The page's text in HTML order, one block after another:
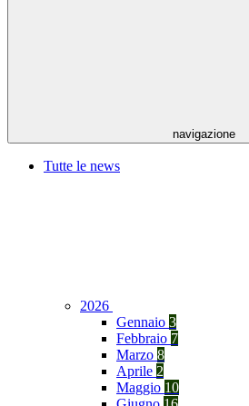
navigazione
Tutte le news
2026
Gennaio 3
Febbraio 7
Marzo 8
Aprile 2
Maggio 10